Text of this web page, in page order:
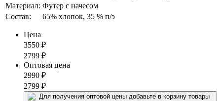
Материал: Футер с начесом
Состав:
65% хлопок, 35 % п/э
Цена
3550 ₽
2799 ₽
Оптовая цена
2990 ₽
2799 ₽